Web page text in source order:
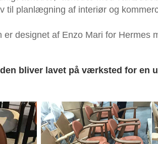
til planlægning af interiør og
designet af Enzo Mari for Hermes
bliver lavet på værksted for en